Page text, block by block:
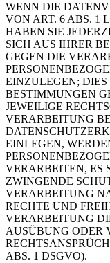
WENN DIE
VON ART. 6 ABS. 1
HABEN SIE
SICH AUS IHRER
GEGEN DIE
EINZULEGEN;
BESTIMMUNGEN
JEWEILIGE
VERARBEITUNG
EINLEGEN,
VERARBEITEN, ES
ZWINGENDE
VERARBEITUNG
RECHTE UND
VERARBEITUNG
AUSÜBUNG ODER
ABS. 1 DSGVO).